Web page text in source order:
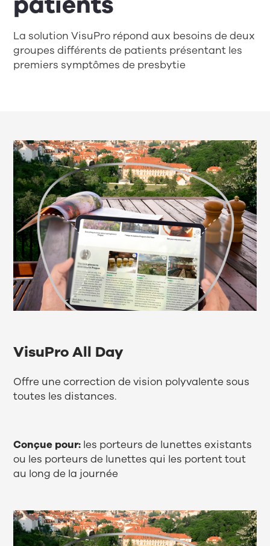
La solution VisuPro répond aux besoins de deux
groupes différents de patients présentant les
premiers symptômes de presbytie
VisuPro All Day
Offre une correction de vision polyvalente sous
toutes les distances.
Conçue pour: les porteurs de lunettes existants
ou les porteurs de lunettes qui les portent tout
au long de la journée